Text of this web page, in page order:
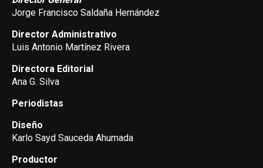
Jorge Francisco Saldaña Hernández
Director Administrativo
Luis Antonio Martínez Rivera
Directora Editorial
Ana G. Silva
Periodistas
Diseño
Karlo Sayd Sauceda Ahumada
Productor